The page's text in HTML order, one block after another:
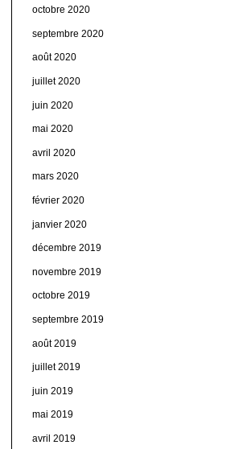
octobre 2020
septembre 2020
août 2020
juillet 2020
juin 2020
mai 2020
avril 2020
mars 2020
février 2020
janvier 2020
décembre 2019
novembre 2019
octobre 2019
septembre 2019
août 2019
juillet 2019
juin 2019
mai 2019
avril 2019